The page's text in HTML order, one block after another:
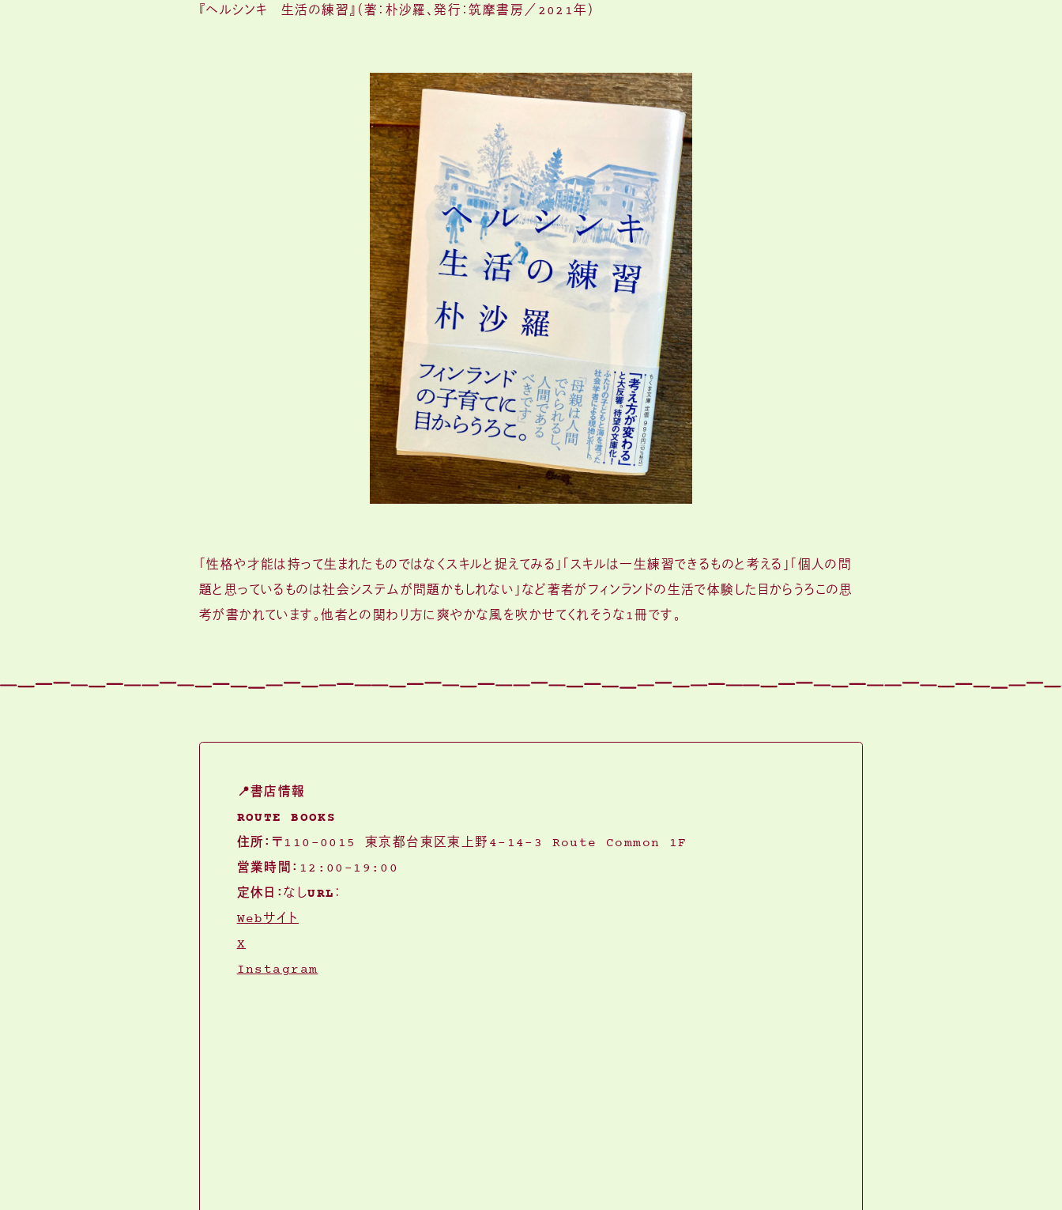
『ヘルシンキ 生活の練習』（著：朴沙羅、発行：筑摩書房／2021年）
「性格や才能は持って生まれたものではなくスキルと捉えてみる」「スキルは一生練習できるものと考える」「個人の問
題と思っているものは社会システムが問題かもしれない」など著者がフィンランドの生活で体験した目からうろこの思
考が書かれています。他者との関わり方に爽やかな風を吹かせてくれそうな1冊です。
📍書店情報
ROUTE BOOKS
住所： 〒110-0015 東京都台東区東上野4-14-3 Route Common 1F
営業時間： 12:00-19:00
定休日：なしURL ：
Webサイト
X
Instagram